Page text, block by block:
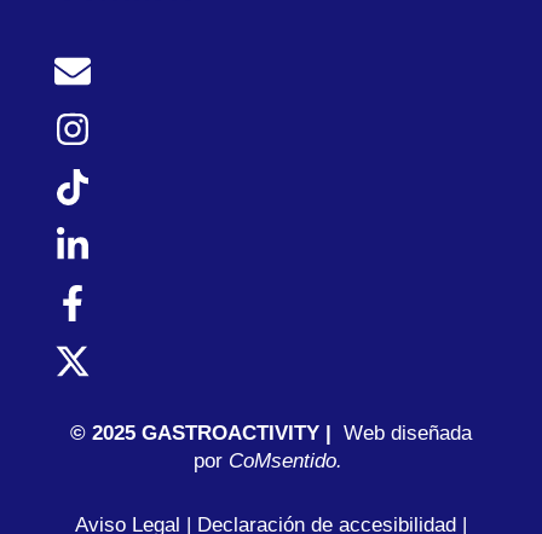
© 2025 GASTROACTIVITY |
Web diseñada
porCoMsentido.
Aviso Legal Declaración de accesibilidad